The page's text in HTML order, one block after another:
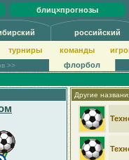
блиц×прогнозы
российский
турниры команды
>> флорбол
Другие